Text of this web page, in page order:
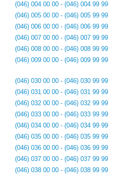
(046) 004 00 00 - (046) 004 99 99
(046) 005 00 00 - (046) 005 99 99
(046) 006 00 00 - (046) 006 99 99
(046) 007 00 00 - (046) 007 99 99
(046) 008 00 00 - (046) 008 99 99
(046) 009 00 00 - (046) 009 99 99
(046) 030 00 00 - (046) 030 99 99
(046) 031 00 00 - (046) 031 99 99
(046) 032 00 00 - (046) 032 99 99
(046) 033 00 00 - (046) 033 99 99
(046) 034 00 00 - (046) 034 99 99
(046) 035 00 00 - (046) 035 99 99
(046) 036 00 00 - (046) 036 99 99
(046) 037 00 00 - (046) 037 99 99
(046) 038 00 00 - (046) 038 99 99